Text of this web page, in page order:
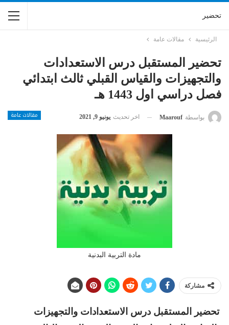
تحضير
الرئيسية مقالات عامة
تحضير المستقبل درس الاستعدادات
والتجهيزات والقياس القبلي ثالث ابتدائي
فصل دراسي اول 1443 هـ
مقالات عامة بواسطة Maarouf اخر تحديث يونيو 9, 2021
مادة التربية البدنية
مشاركة
تحضير المستقبل درس الاستعدادات والتجهيزات